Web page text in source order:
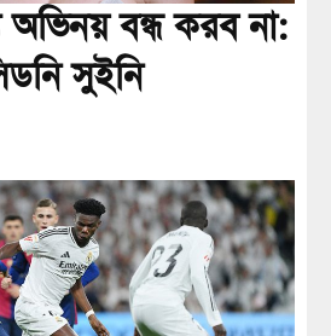
অভিনয় বন্ধ করব না:
সুইনি